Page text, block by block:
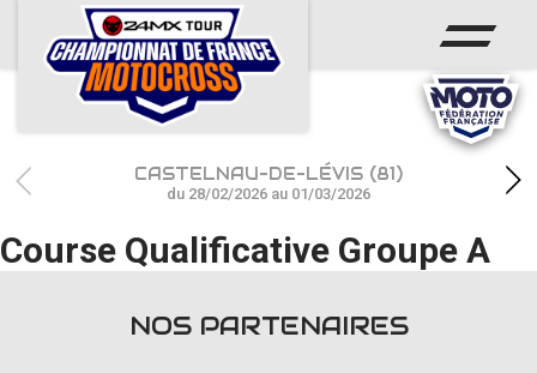
ACCUEIL
ACTUS
CALENDRIER
RÉSULTATS
PHOTOS / WEB TV
CASTELNAU-DE-LÉVIS (81)
du 28/02/2026 au 01/03/2026
Course Qualificative Groupe A
NOS PARTENAIRES